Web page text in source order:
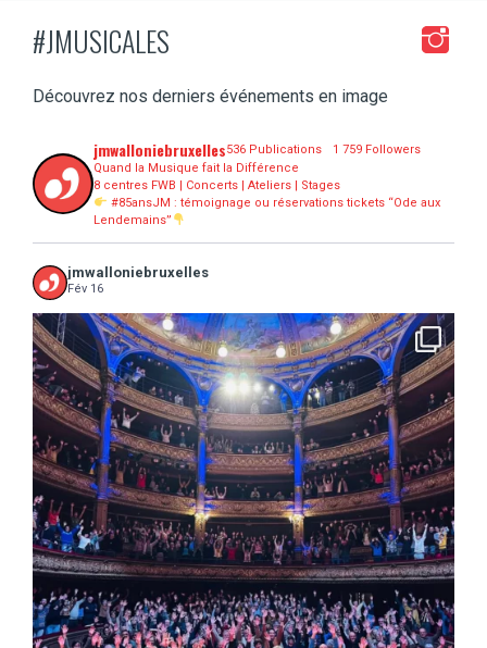
#JMUSICALES
Découvrez nos derniers événements en image
jmwalloniebruxelles536 Publications
1 759 Followers
Quand la Musique fait la Différence
8 centres FWB | Concerts | Ateliers | Stages
#85ansJM : témoignage ou réservations tickets “Ode aux
Lendemains”
jmwalloniebruxelles
Fév 16
16 concerts scolaires, 3 tout public, 3620 ...
10 0